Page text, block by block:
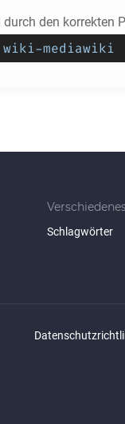
durch den korrekten
wiki-mediawiki
Schlagwörter